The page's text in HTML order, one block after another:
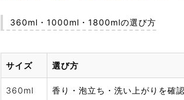
360ml・1000ml・1800mlの選び方
サイズ 選び方
360ml 香り・泡立ち・洗い上がりを確